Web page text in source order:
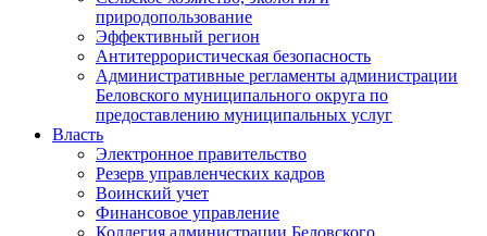
природопользование
Эффективный регион
Антитеррористическая безопасность
Административные регламенты администрации
Беловского муниципального округа по
предоставлению муниципальных услуг
Власть
Электронное правительство
Резерв управленческих кадров
Воинский учет
Финансовое управление
Коллегия администрации Беловского